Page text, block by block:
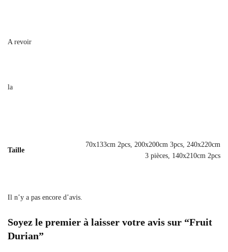
A revoir
la
Taille
70x133cm 2pcs, 200x200cm 3pcs, 240x220cm
3 pièces, 140x210cm 2pcs
Il n’y a pas encore d’avis.
Soyez le premier à laisser votre avis sur “Fruit
Durian”